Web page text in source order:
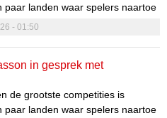
paar landen waar spelers naartoe
geruchten opduiken over
- 01:50
in gesprek met
trainer vertrekken
de grootste competities is
paar landen waar spelers naartoe